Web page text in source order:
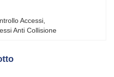
Accessi
Anti Collisione